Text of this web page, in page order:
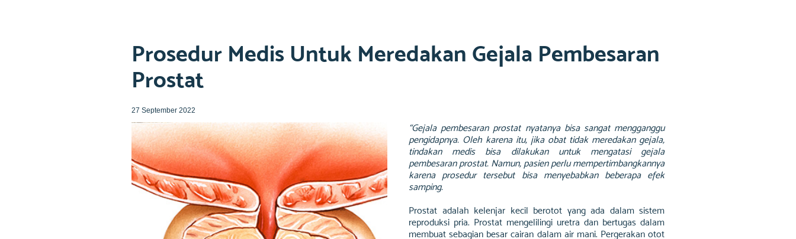
Prosedur Medis Untuk Meredakan Gejala Pembesaran
Prostat
27 September 2022
“Gejala pembesaran prostat nyatanya bisa sangat mengganggu
pengidapnya. Oleh karena itu, jika obat tidak meredakan gejala,
tindakan medis bisa dilakukan untuk mengatasi gejala
pembesaran prostat. Namun, pasien perlu mempertimbangkannya
karena prosedur tersebut bisa menyebabkan beberapa efek
samping.
Prostat adalah kelenjar kecil berotot yang ada dalam sistem
reproduksi pria. Prostat mengelilingi uretra dan bertugas dalam
membuat sebagian besar cairan dalam air mani. Pergerakan otot